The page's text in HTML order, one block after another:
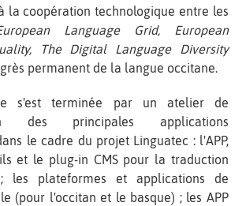
la coopération technologique entre les
Language Grid, European
The Digital Language Diversity
permanent de la langue occitane.
s'est terminée par un atelier de
des principales applications
le cadre du projet Linguatec : l'APP,
et le plug-in CMS pour la traduction
les plateformes et applications de
(pour l'occitan et le basque) ; les APP